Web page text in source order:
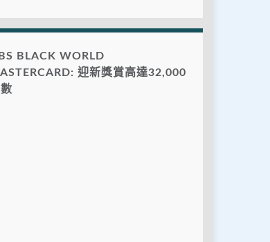
BLACK WORLD
迎新獎賞高達32,000